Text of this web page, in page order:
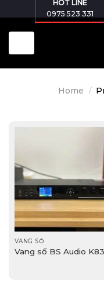
to
content
HOT LINE
0975 523 331
Home /
VANG SỐ
Vang số BS Audio